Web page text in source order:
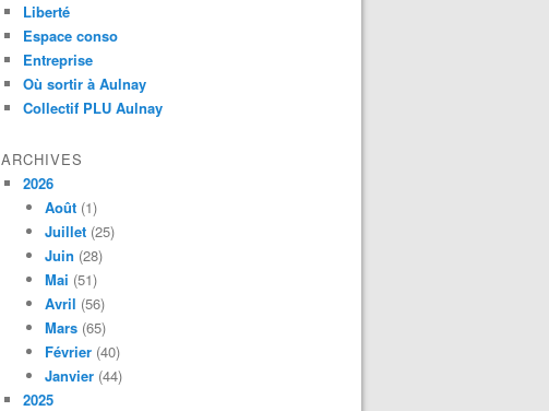
Liberté
Espace conso
Entreprise
Où sortir à Aulnay
Collectif PLU Aulnay
ARCHIVES
2026
Août (1)
Juillet (25)
Juin (28)
Mai (51)
Avril (56)
Mars (65)
Février (40)
Janvier (44)
2025